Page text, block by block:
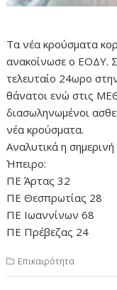
Τα νέα κρούσματα
ανακοίνωσε ο ΕΟΔΥ.
τελευταίο 24ωρο
θάνατοι ενώ στις
διασωληνωμένοι
νέα κρούσματα.
Αναλυτικά η
Ήπειρο:
ΠΕ Άρτας 32
ΠΕ Θεσπρωτίας 28
ΠΕ Ιωαννίνων 68
ΠΕ Πρέβεζας 24
Επικαιρότητα